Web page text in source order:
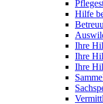
Hilfe
Ihre
Ihre
Ihre